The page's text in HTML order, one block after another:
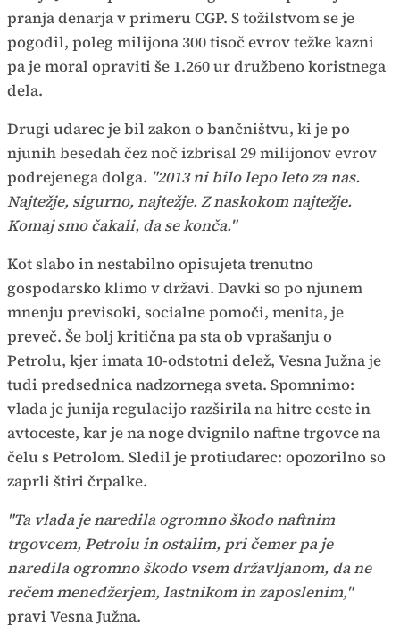
pranja denarja v primeru CGP. S tožilstvom se je
pogodil, poleg milijona 300 tisoč evrov težke kazni
pa je moral opraviti še 1.260 ur družbeno koristnega
dela.
Drugi udarec je bil zakon o bančništvu, ki je po
njunih besedah čez noč izbrisal 29 milijonov evrov
podrejenega dolga. "2013 ni bilo lepo leto za nas.
Najtežje, sigurno, najtežje. Z naskokom najtežje.
Komaj smo čakali, da se konča."
Kot slabo in nestabilno opisujeta trenutno
gospodarsko klimo v državi. Davki so po njunem
mnenju previsoki, socialne pomoči, menita, je
preveč. Še bolj kritična pa sta ob vprašanju o
Petrolu, kjer imata 10-odstotni delež, Vesna Južna je
tudi predsednica nadzornega sveta. Spomnimo:
vlada je junija regulacijo razširila na hitre ceste in
avtoceste, kar je na noge dvignilo naftne trgovce na
čelu s Petrolom. Sledil je protiudarec: opozorilno so
zaprli štiri črpalke.
"Ta vlada je naredila ogromno škodo naftnim
trgovcem, Petrolu in ostalim, pri čemer pa je
naredila ogromno škodo vsem državljanom, da ne
rečem menedžerjem, lastnikom in zaposlenim,"
pravi Vesna Južna.